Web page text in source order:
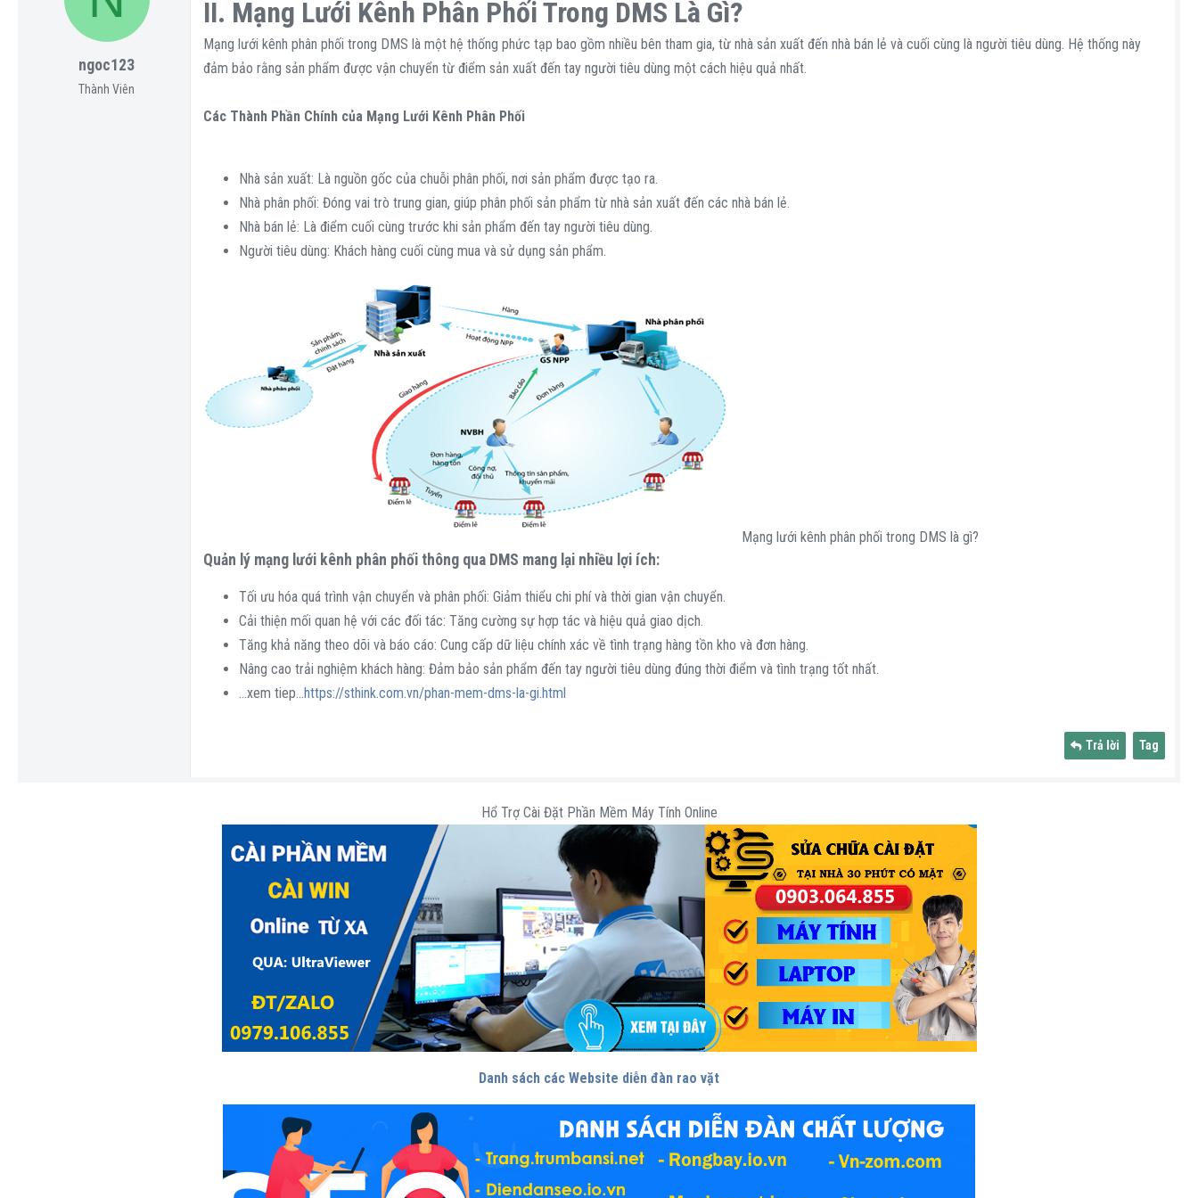
i
ngoc123
Thành Viên
II. Mạng Lưới Kênh Phân Phối Trong DMS Là Gì?
Mạng lưới kênh phân phối trong DMS là một hệ thống phức tạp bao gồm nhiều bên tham gia, từ nhà sản xuất đến nhà bán lẻ và cuối cùng là người tiêu dùng. Hệ thống này
đảm bảo rằng sản phẩm được vận chuyển từ điểm sản xuất đến tay người tiêu dùng một cách hiệu quả nhất.
Các Thành Phần Chính của Mạng Lưới Kênh Phân Phối
Nhà sản xuất: Là nguồn gốc của chuỗi phân phối, nơi sản phẩm được tạo ra.
Nhà phân phối: Đóng vai trò trung gian, giúp phân phối sản phẩm từ nhà sản xuất đến các nhà bán lẻ.
Nhà bán lẻ: Là điểm cuối cùng trước khi sản phẩm đến tay người tiêu dùng.
Người tiêu dùng: Khách hàng cuối cùng mua và sử dụng sản phẩm.
Mạng lưới kênh phân phối trong DMS là gì?
Quản lý mạng lưới kênh phân phối thông qua DMS mang lại nhiều lợi ích:
Tối ưu hóa quá trình vận chuyển và phân phối: Giảm thiểu chi phí và thời gian vận chuyển.
Cải thiện mối quan hệ với các đối tác: Tăng cường sự hợp tác và hiệu quả giao dịch.
Tăng khả năng theo dõi và báo cáo: Cung cấp dữ liệu chính xác về tình trạng hàng tồn kho và đơn hàng.
Nâng cao trải nghiệm khách hàng: Đảm bảo sản phẩm đến tay người tiêu dùng đúng thời điểm và tình trạng tốt nhất.
...xem tiep...https://sthink.com.vn/phan-mem-dms-la-gi.html
Trả lời Tag
Hổ Trợ Cài Đặt Phần Mềm Máy Tính Online
Danh sách các Website diễn đàn rao vặt